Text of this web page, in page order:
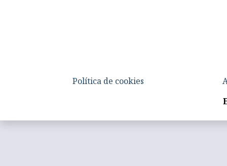
Política de cookies